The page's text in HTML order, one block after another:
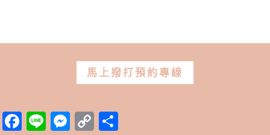
馬上撥打預約專線
Facebook
LineMessenger
Copy